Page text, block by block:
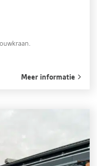
Meer informatie